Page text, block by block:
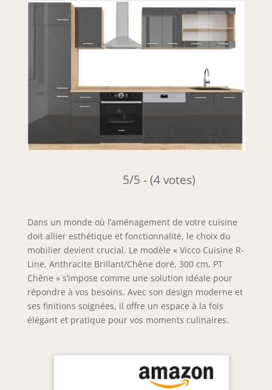
5/5 - (4 votes)
Dans un monde où l’aménagement de votre cuisine
doit allier esthétique et fonctionnalité, le choix du
mobilier devient crucial. Le modèle « Vicco Cuisine R-
Line, Anthracite Brillant/Chêne doré, 300 cm, PT
Chêne » s’impose comme une solution idéale pour
répondre à vos besoins. Avec son design moderne et
ses finitions soignées, il offre un espace à la fois
élégant et pratique pour vos moments culinaires.